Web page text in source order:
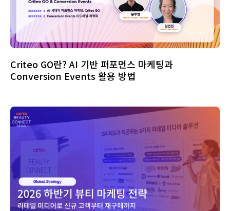
Criteo GO란? AI 기반 퍼포먼스 마케팅과
Conversion Events 활용 방법